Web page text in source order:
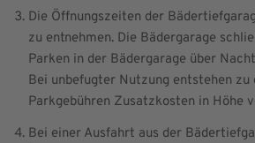
Die Öffnungszeiten der
zu entnehmen. Die Bädergarage
Parken in der Bädergarage über
Bei unbefugter Nutzung entstehen zu
Parkgebühren Zusatzkosten in Höhe
Bei einer Ausfahrt aus der